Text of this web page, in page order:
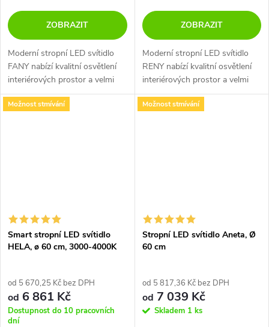
ZOBRAZIT
Moderní stropní LED svítidlo
FANY nabízí kvalitní osvětlení
interiérových prostor a velmi
efektní rozptyl světla. Na výběr
v 3 rozměrech ve 2 barevných
ZOBRAZIT
Moderní stropní LED svítidlo
RENY nabízí kvalitní osvětlení
interiérových prostor a velmi
efektní rozptyl světla. Na výběr
v 6 rozměrech v 5 barevných
Možnost stmívání
Smart stropní LED svítidlo
HELA, ø 60 cm, 3000-4000K
od 5 670,25 Kč bez DPH
od 6 861 Kč
Dostupnost do 10 pracovních
dní
Možnost stmívání
Stropní LED svítidlo Aneta, Ø
60 cm
od 5 817,36 Kč bez DPH
od 7 039 Kč
Skladem 1 ks